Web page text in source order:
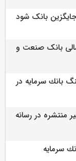
بانک شود
مالی بانک صنعت و
بانك سرمايه در
منتشره در رسانه
سرمايه